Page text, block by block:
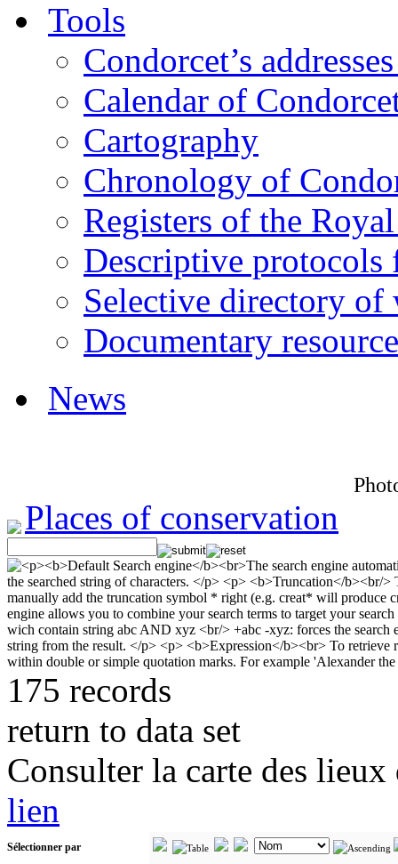
Tools
Condorcet’s
Calendar of
Cartography
Chronology of
Registers of the
Descriptive protocols
Selective directory of
Documentary
News
Places of conservation
175 records
return to data set
Consulter la carte des
lien
Sélectionner par